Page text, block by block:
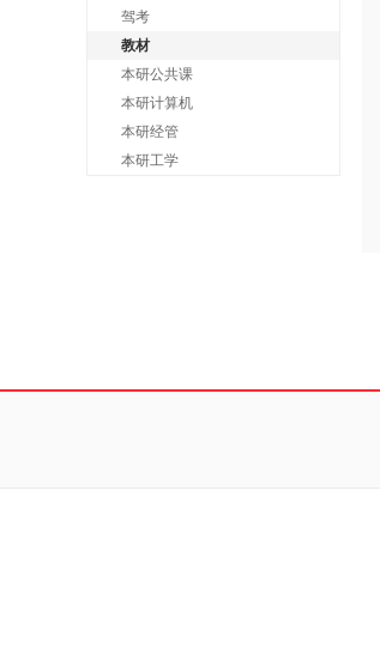
驾考
教材
本研公共课
本研计算机
本研经管
本研工学